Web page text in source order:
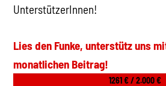
UnterstützerInnen!
Lies den Funke, unterstütz uns
monatlichen Beitrag!
1261 € / 2.000 €